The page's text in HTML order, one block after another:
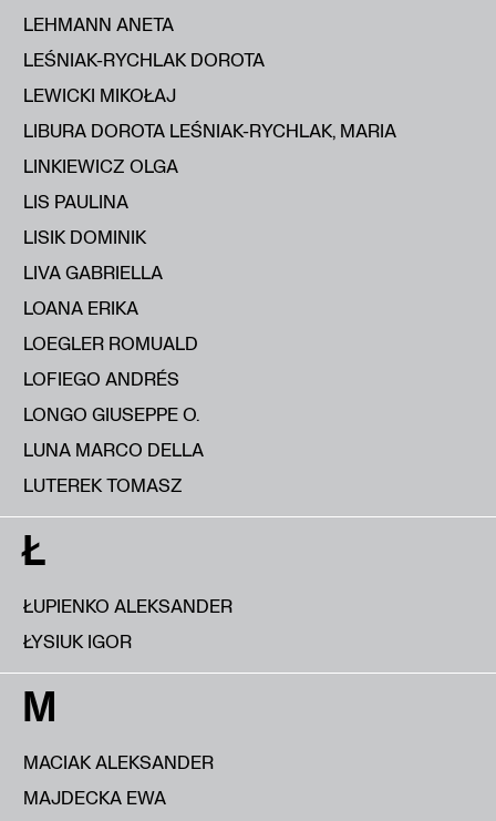
LEHMANN ANETA
LEŚNIAK-RYCHLAK DOROTA
LEWICKI MIKOŁAJ
LIBURA DOROTA LEŚNIAK-RYCHLAK, MARIA
LINKIEWICZ OLGA
LIS PAULINA
LISIK DOMINIK
LIVA GABRIELLA
LOANA ERIKA
LOEGLER ROMUALD
LOFIEGO ANDRÉS
LONGO GIUSEPPE O.
LUNA MARCO DELLA
LUTEREK TOMASZ
Ł
ŁUPIENKO ALEKSANDER
ŁYSIUK IGOR
M
MACIAK ALEKSANDER
MAJDECKA EWA